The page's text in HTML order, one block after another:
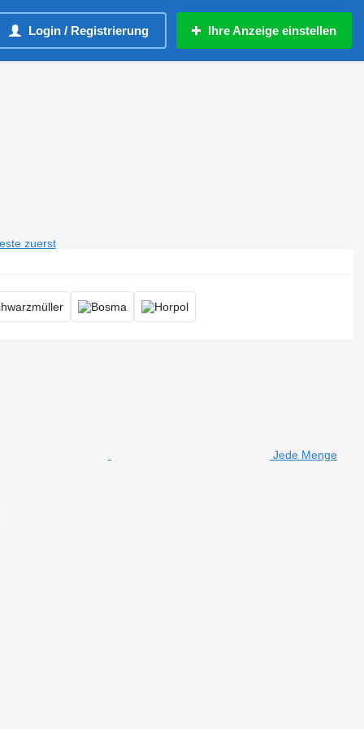
Login / Registrierung Ihre Anzeige einstellen
zuerst
Jede Menge